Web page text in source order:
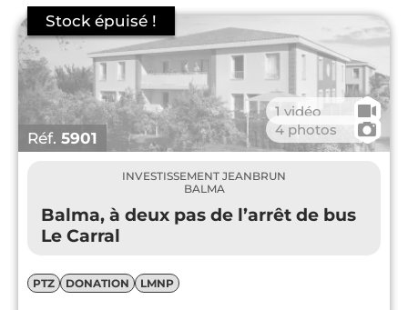
Réf. 5901
1 vidéo 🎥
4 photos 📷
INVESTISSEMENT JEANBRUN
BALMA
Balma, à deux pas de l’arrêt de bus
Le Carral
PTZ DONATION LMNP